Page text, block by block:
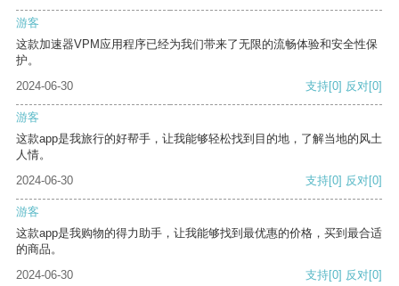
游客
这款加速器VPM应用程序已经为我们带来了无限的流畅体验和安全性保
护。
2024-06-30
支持[0] 反对[0]
游客
这款app是我旅行的好帮手，让我能够轻松找到目的地，了解当地的风土
人情。
2024-06-30
支持[0] 反对[0]
游客
这款app是我购物的得力助手，让我能够找到最优惠的价格，买到最合适
的商品。
2024-06-30
支持[0] 反对[0]